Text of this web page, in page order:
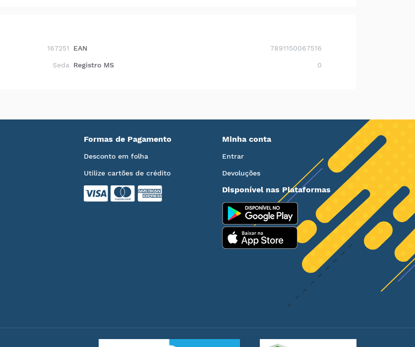
167251 EAN 7891150067516
Seda Registro MS 0
Formas de Pagamento
Desconto em folha
Utilize cartões de crédito
Minha conta
Entrar
Devoluções
Disponível nas Plataformas